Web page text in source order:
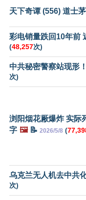
天下奇谭 (556) 道士
彩电销量跌回10年前
(48,257次)
中共秘密警察站现形
次)
浏阳烟花厰爆炸 实际
字 🖼️📝 2026/5/8 (
乌克兰无人机去中共
次)